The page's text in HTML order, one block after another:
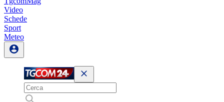
Video
Schede
Sport
Meteo